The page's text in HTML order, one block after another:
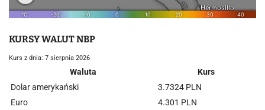
KURSY WALUT NBP
Kurs z dnia: 7 sierpnia 2026
Waluta
Kurs
Dolar amerykański
3.7324 PLN
Euro
4.301 PLN